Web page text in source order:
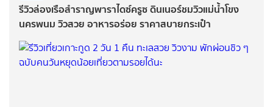
รีวิวล่องเรือสำราญพาราไดซ์ครูซ ดินเนอร์ชมวิวแม่น้ำโขง
นครพนม วิวสวย อาหารอร่อย ราคาสบายกระเป๋า